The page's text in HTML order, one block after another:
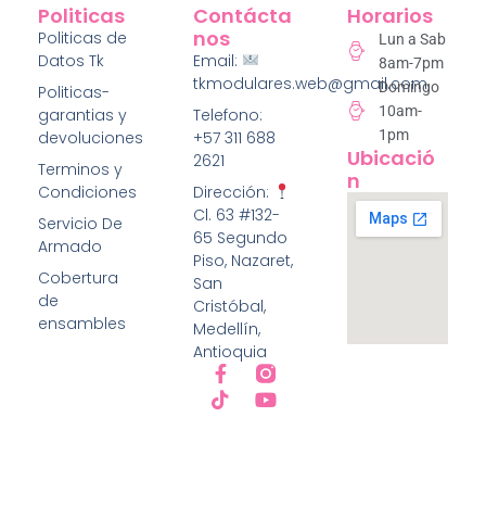
Politicas
Politicas de
Datos Tk
Politicas-
garantias y
devoluciones
Terminos y
Condiciones
Servicio De
Armado
Cobertura
de
ensambles
Contácta
Nos
Email:
tkmodulares.web@gmail.com
Telefono:
+57 311 688
2621
Dirección:
Cl. 63 #132-
65 Segundo
Piso, Nazaret,
San
Cristóbal,
Medellín,
Antioquia
Horarios
Lun a Sab
8am-7pm
Domingo
10am-
1pm
Ubicació
N